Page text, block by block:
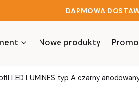
DARMOWA
Nowe produkty
LED LUMINES typ A czarny